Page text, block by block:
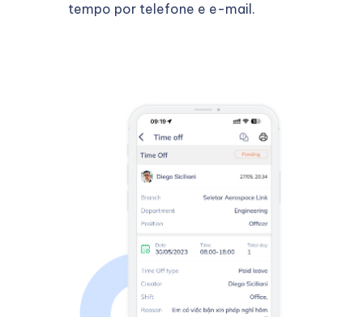
tempo por telefone e e-mail.